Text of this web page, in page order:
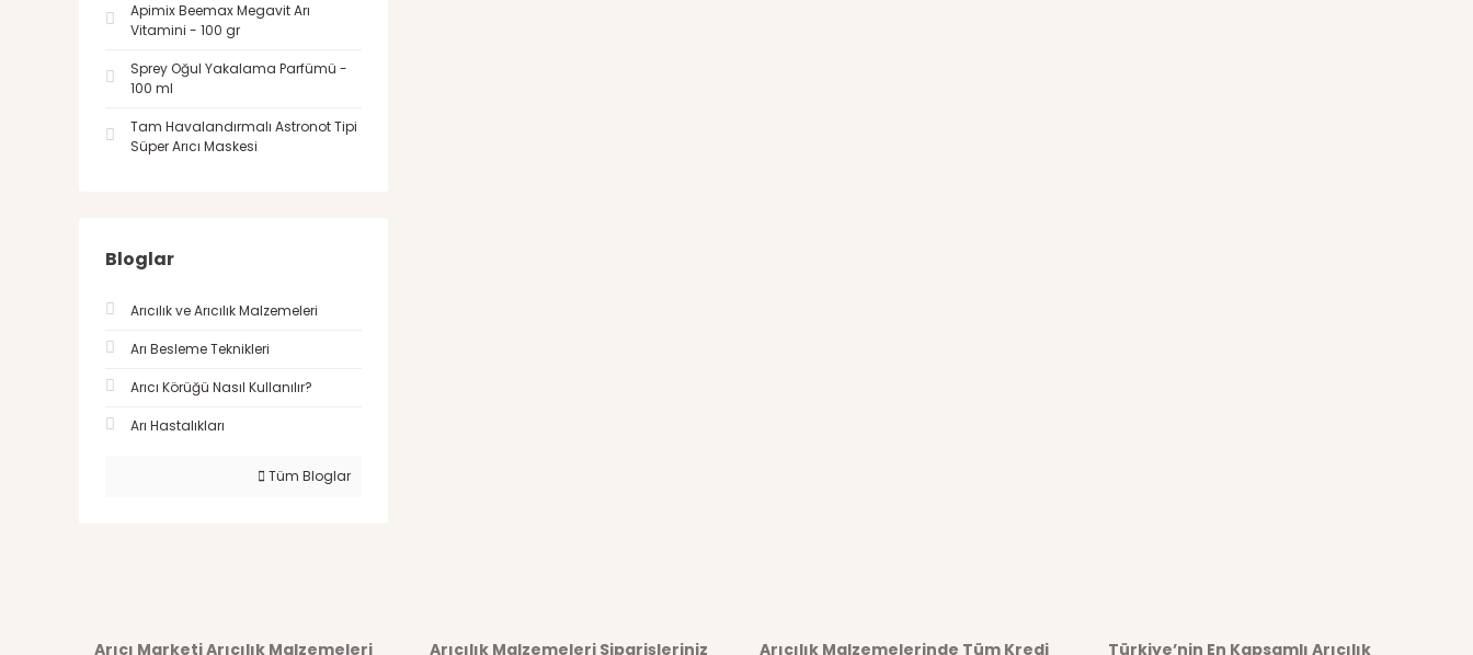
Apimix Beemax Megavit Arı
Vitamini - 100 gr
Sprey Oğul Yakalama Parfümü -
100 ml
Tam Havalandırmalı Astronot Tipi
Süper Arıcı Maskesi
Bloglar
Arıcılık ve Arıcılık Malzemeleri
Arı Besleme Teknikleri
Arıcı Körüğü Nasıl Kullanılır?
Arı Hastalıkları
Tüm Bloglar
Arıcı Marketi Arıcılık Malzemeleri
Arıcılık Malzemeleri Siparişleriniz
Arıcılık Malzemelerinde Tüm Kredi
Türkiye’nin En Kapsamlı Arıcılık